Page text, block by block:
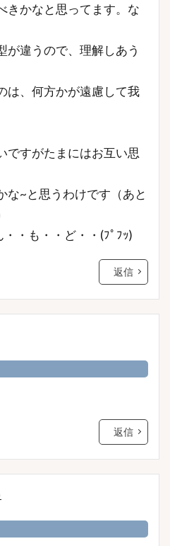
きかなと思ってます。な
が違うので、理解しあう
は、何方かが遠慮して我
ですがたまにはお互い思
な~と思うわけです（あと
・も・・ど・・(ﾌﾟﾌｯ)
返信
返信